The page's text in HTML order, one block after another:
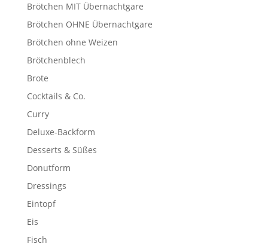
Brötchen MIT Übernachtgare
Brötchen OHNE Übernachtgare
Brötchen ohne Weizen
Brötchenblech
Brote
Cocktails & Co.
Curry
Deluxe-Backform
Desserts & Süßes
Donutform
Dressings
Eintopf
Eis
Fisch